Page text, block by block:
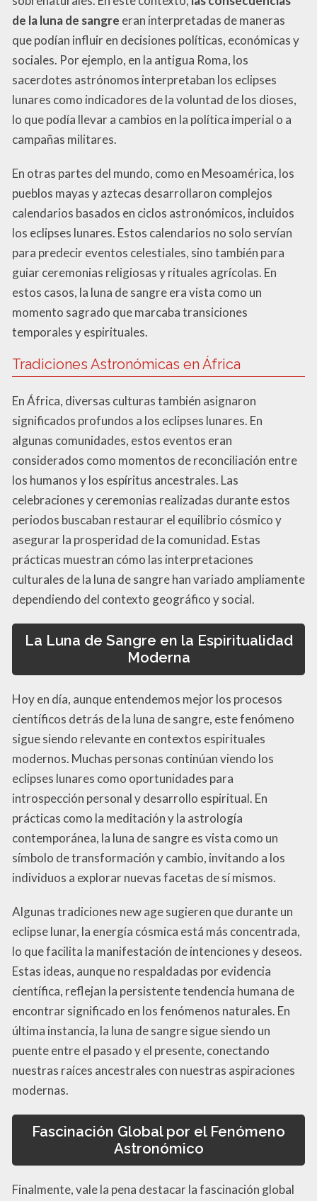
de la luna de sangre eran interpretadas de maneras
que podían influir en decisiones políticas, económicas y
sociales. Por ejemplo, en la antigua Roma, los
sacerdotes astrónomos interpretaban los eclipses
lunares como indicadores de la voluntad de los dioses,
lo que podía llevar a cambios en la política imperial o a
campañas militares.
En otras partes del mundo, como en Mesoamérica, los
pueblos mayas y aztecas desarrollaron complejos
calendarios basados en ciclos astronómicos, incluidos
los eclipses lunares. Estos calendarios no solo servían
para predecir eventos celestiales, sino también para
guiar ceremonias religiosas y rituales agrícolas. En
estos casos, la luna de sangre era vista como un
momento sagrado que marcaba transiciones
temporales y espirituales.
Tradiciones Astronómicas en África
En África, diversas culturas también asignaron
significados profundos a los eclipses lunares. En
algunas comunidades, estos eventos eran
considerados como momentos de reconciliación entre
los humanos y los espíritus ancestrales. Las
celebraciones y ceremonias realizadas durante estos
periodos buscaban restaurar el equilibrio cósmico y
asegurar la prosperidad de la comunidad. Estas
prácticas muestran cómo las interpretaciones
culturales de la luna de sangre han variado ampliamente
dependiendo del contexto geográfico y social.
La Luna de Sangre en la Espiritualidad
Moderna
Hoy en día, aunque entendemos mejor los procesos
científicos detrás de la luna de sangre, este fenómeno
sigue siendo relevante en contextos espirituales
modernos. Muchas personas continúan viendo los
eclipses lunares como oportunidades para
introspección personal y desarrollo espiritual. En
prácticas como la meditación y la astrología
contemporánea, la luna de sangre es vista como un
símbolo de transformación y cambio, invitando a los
individuos a explorar nuevas facetas de sí mismos.
Algunas tradiciones new age sugieren que durante un
eclipse lunar, la energía cósmica está más concentrada,
lo que facilita la manifestación de intenciones y deseos.
Estas ideas, aunque no respaldadas por evidencia
científica, reflejan la persistente tendencia humana de
encontrar significado en los fenómenos naturales. En
última instancia, la luna de sangre sigue siendo un
puente entre el pasado y el presente, conectando
nuestras raíces ancestrales con nuestras aspiraciones
modernas.
Fascinación Global por el Fenómeno
Astronómico
Finalmente, vale la pena destacar la fascinación global